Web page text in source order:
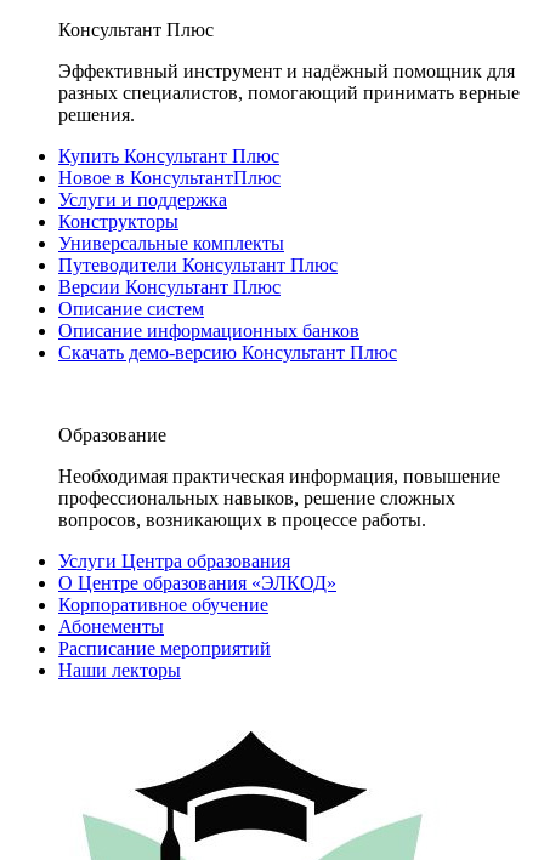
Консультант Плюс
Эффективный инструмент и надёжный помощник для
разных специалистов, помогающий принимать верные
решения.
Купить Консультант Плюс
Новое в КонсультантПлюс
Услуги и поддержка
Конструкторы
Универсальные комплекты
Путеводители Консультант Плюс
Версии Консультант Плюс
Описание систем
Описание информационных банков
Скачать демо-версию Консультант Плюс
Образование
Необходимая практическая информация, повышение
профессиональных навыков, решение сложных
вопросов, возникающих в процессе работы.
Услуги Центра образования
О Центре образования «ЭЛКОД»
Корпоративное обучение
Абонементы
Расписание мероприятий
Наши лекторы